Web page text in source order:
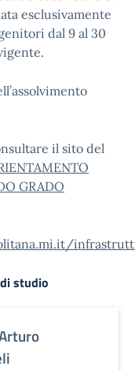
esclusivamente
dal 9 al 30
il sito del
GRADO
studio